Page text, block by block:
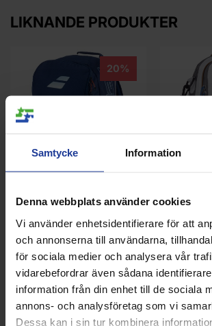
Samtycke Information
Denna webbplats använder cookies
Vi använder enhetsidentifierare för att
och annonserna till användarna,
för sociala medier och analysera vår
vidarebefordrar även sådana
information från din enhet till de sociala
annons- och analysföretag som vi
Dessa kan i sin tur kombinera
LIKNANDE PRODUKTER
20%
- 2025
Köp
Wimbledon